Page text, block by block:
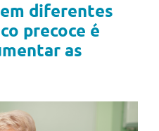
diferentes
precoce é
as